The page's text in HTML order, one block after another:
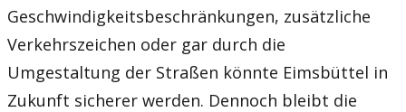
Geschwindigkeitsbeschränkungen, zusätzliche
Verkehrszeichen oder gar durch die
Umgestaltung der Straßen könnte Eimsbüttel in
Zukunft sicherer werden. Dennoch bleibt die